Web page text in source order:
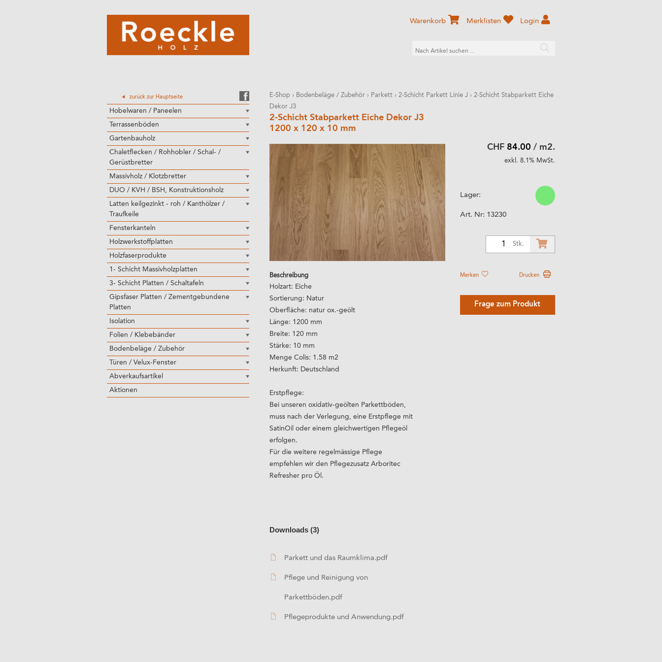
zurück zur Hauptseite
Hobelwaren / Paneelen
Terrassenböden
Gartenbauholz
Chaletflecken / Rohhobler / Schal- /
Gerüstbretter
Massivholz / Klotzbretter
DUO / KVH / BSH, Konstruktionsholz
Latten keilgezinkt - roh / Kanthölzer /
Traufkeile
Fensterkanteln
Holzwerkstoffplatten
Holzfaserprodukte
1- Schicht Massivholzplatten
3- Schicht Platten / Schaltafeln
Gipsfaser Platten / Zementgebundene
Platten
Isolation
Folien / Klebebänder
Bodenbeläge / Zubehör
Türen / Velux-Fenster
Abverkaufsartikel
Aktionen
Warenkorb Merklisten Login
E-Shop › Bodenbeläge / Zubehör › Parkett › 2-Schicht Parkett Linie J › 2-Schicht Stabparkett Eiche
Dekor J3
2-Schicht Stabparkett Eiche Dekor J3
1200 x 120 x 10 mm
Beschreibung
Holzart: Eiche
Sortierung: Natur
Oberfläche: natur ox.-geölt
Länge: 1200 mm
Breite: 120 mm
Stärke: 10 mm
Menge Colis: 1.58 m2
Herkunft: Deutschland
Erstpflege:
Bei unseren oxidativ-geölten Parkettböden,
muss nach der Verlegung, eine Erstpflege mit
SatinOil oder einem gleichwertigen Pflegeöl
erfolgen.
Für die weitere regelmässige Pflege
empfehlen wir den Pflegezusatz Arboritec
Refresher pro Öl.
CHF 84.00 / m2.
exkl. 8.1% MwSt.
Lager:
Art. Nr: 13230
Stk.
Merken Drucken
Frage zum Produkt
Downloads (3)
Parkett und das Raumklima.pdf
Pflege und Reinigung von
Parkettböden.pdf
Pflegeprodukte und Anwendung.pdf